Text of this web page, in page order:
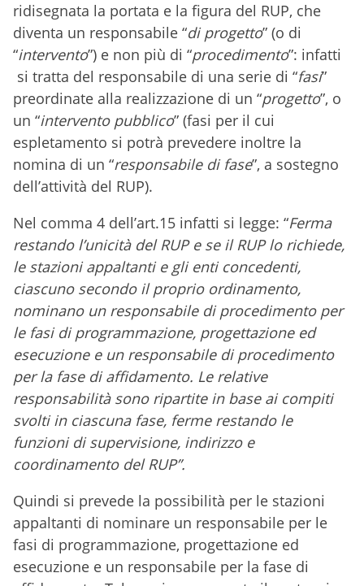
ridisegnata la portata e la figura del RUP, che
diventa un responsabile “di progetto” (o di
“intervento”) e non più di “procedimento”: infatti
si tratta del responsabile di una serie di “fasi”
preordinate alla realizzazione di un “progetto”, o
un “intervento pubblico” (fasi per il cui
espletamento si potrà prevedere inoltre la
nomina di un “responsabile di fase”, a sostegno
dell’attività del RUP).
Nel comma 4 dell’art.15 infatti si legge: “Ferma
restando l’unicità del RUP e se il RUP lo richiede,
le stazioni appaltanti e gli enti concedenti,
ciascuno secondo il proprio ordinamento,
nominano un responsabile di procedimento per
le fasi di programmazione, progettazione ed
esecuzione e un responsabile di procedimento
per la fase di affidamento. Le relative
responsabilità sono ripartite in base ai compiti
svolti in ciascuna fase, ferme restando le
funzioni di supervisione, indirizzo e
coordinamento del RUP”.
Quindi si prevede la possibilità per le stazioni
appaltanti di nominare un responsabile per le
fasi di programmazione, progettazione ed
esecuzione e un responsabile per la fase di